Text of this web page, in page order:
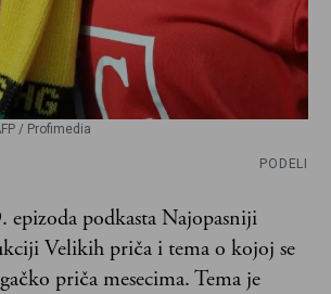
/ Profimedia
PODELI
epizoda podkasta Najopasniji
Velikih priča i tema o kojoj se
priča mesecima. Tema je